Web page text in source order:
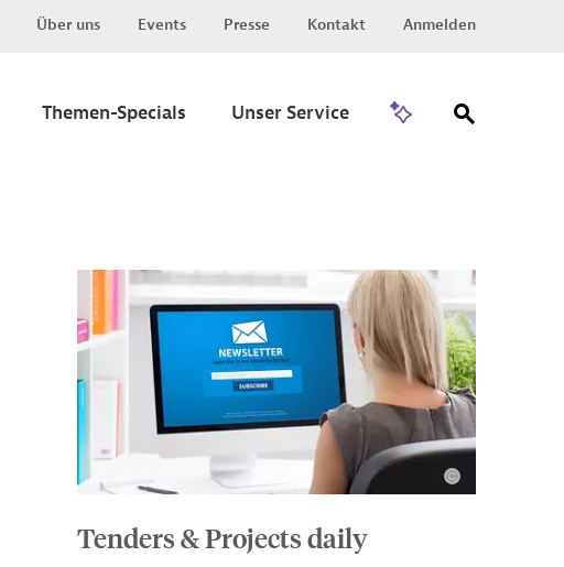
Über uns Events Presse Kontakt Anmelden
Themen-Specials Unser Service
Tenders & Projects daily